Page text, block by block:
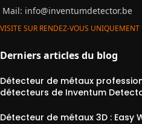
Mail: info@inventumdetector.be
VISITE SUR RENDEZ-VOUS UNIQUEMENT
Derniers articles du blog
Détecteur de métaux
détecteurs de Inventum
Détecteur de métaux 3D : Easy